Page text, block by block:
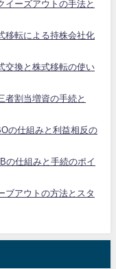
イーズアウトの手法と
移転による持株会社化
交換と株式移転の使い
者割当増資の手続と
の仕組みと利益相反の
の仕組みと手続のポイ
ブアウトの方法とスタ